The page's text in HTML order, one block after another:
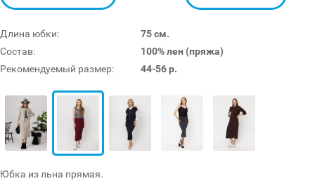
Длина юбки:
75 см.
Состав:
100% лен (пряжа)
Рекомендуемый размер:
44-56 р.
Юбка из льна прямая.